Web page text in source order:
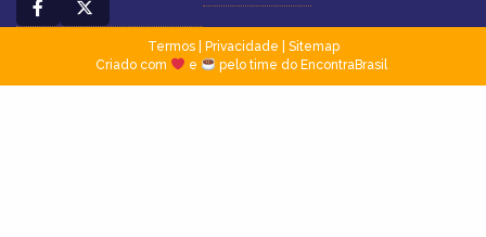
Termos| Privacidade
Sitemap
Criado com
e pelo time do EncontraBrasil